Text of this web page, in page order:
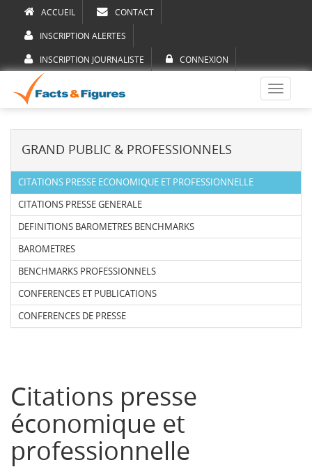
ACCUEIL CONTACT
INSCRIPTION ALERTES
INSCRIPTION JOURNALISTE CONNEXION
Toggle
GRAND PUBLIC & PROFESSIONNELS
CITATIONS PRESSE ECONOMIQUE ET PROFESSIONNELLE
CITATIONS PRESSE GENERALE
DEFINITIONS BAROMETRES BENCHMARKS
BAROMETRES
BENCHMARKS PROFESSIONNELS
CONFERENCES ET PUBLICATIONS
CONFERENCES DE PRESSE
Citations presse
économique et
professionnelle